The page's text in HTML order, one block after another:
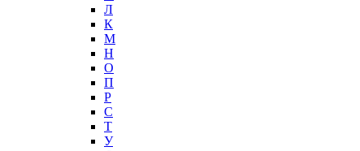
Л
К
М
Н
О
П
Р
С
Т
У